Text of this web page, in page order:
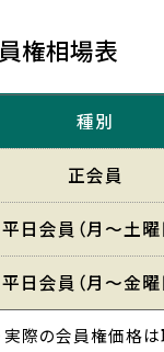
権相場表
種別
正会員
平日会員 （月〜土曜
平日会員 （月〜金曜
際の会員権価格は